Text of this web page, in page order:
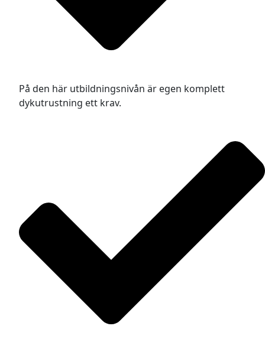
På den här utbildningsnivån är egen komplett
dykutrustning ett krav.